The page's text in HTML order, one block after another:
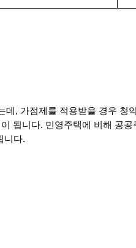
, 가점제를 적용받을 경우 청
됩니다. 민영주택에 비해 공
니다.